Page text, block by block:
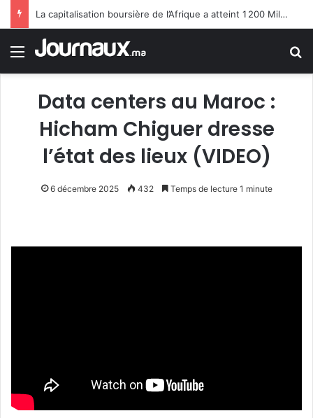
La capitalisation boursière de l’Afrique a atteint 1 200 Milliards de Dollars concentrée en Afrique du Sud, en Égypte, au Nigeria et au Maroc
Menu
Data centers au Maroc :
Hicham Chiguer dresse
l’état des lieux (VIDEO)
6 décembre 2025 432 Temps de lecture 1 minute